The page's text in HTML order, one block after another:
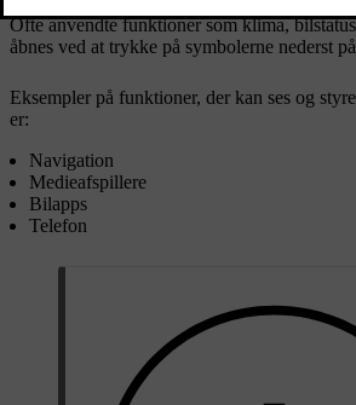
Ofte anvendte funktioner som klima,
åbnes ved at trykke på symbolerne nederst
Eksempler på funktioner, der kan ses og
er:
Navigation
Medieafspillere
Bilapps
Telefon